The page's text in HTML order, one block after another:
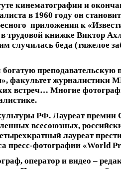
кинематографии и
в 1960 году он
приложения к
трудовой книжке Виктор
случилась беда (тяжелое
преподавательскую
факультет журналистики
встреч… Многие
РФ. Лауреат премии
всесоюзных,
лауреат
пресс-фотографии «World
оператор и видео –